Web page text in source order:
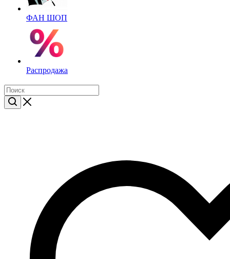
ФАН ШОП
Распродажа